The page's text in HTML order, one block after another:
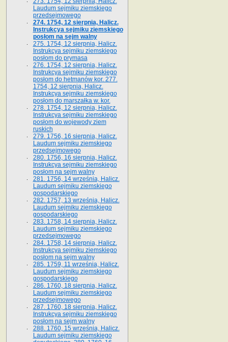
Laudum sejmiku ziemskiego
przedsejmowego
274. 1754, 12 sierpnia, Halicz.
Instrukcya sejmiku ziemskiego
posłom na sejm walny
275. 1754, 12 sierpnia, Halicz.
Instrukcya sejmiku ziemskiego
posłom do prymasa
276. 1754, 12 sierpnia, Halicz.
Instrukcya sejmiku ziemskiego
posłom do hetmanów kor. 277.
1754, 12 sierpnia, Halicz.
Instrukcya sejmiku ziemskiego
posłom do marszałka w. kor.
278. 1754, 12 sierpnia, Halicz.
Instrukcya sejmiku ziemskiego
posłom do wojewody ziem
ruskich
279. 1756, 16 sierpnia, Halicz.
Laudum sejmiku ziemskiego
przedsejmowego
280. 1756, 16 sierpnia, Halicz.
Instrukcya sejmiku ziemskiego
posłom na sejm walny
281. 1756, 14 września, Halicz.
Laudum sejmiku ziemskiego
gospodarskiego
282. 1757, 13 września, Halicz.
Laudum sejmiku ziemskiego
gospodarskiego
283. 1758, 14 sierpnia, Halicz.
Laudum sejmiku ziemskiego
przedsejmowego
284. 1758, 14 sierpnia, Halicz.
Instrukcya sejmiku ziemskiego
posłom na sejm walny
285. 1759, 11 września, Halicz.
Laudum sejmiku ziemskiego
gospodarskiego
286. 1760, 18 sierpnia, Halicz.
Laudum sejmiku ziemskiego
przedsejmowego
287. 1760, 18 sierpnia, Halicz.
Instrukcya sejmiku ziemskiego
posłom na sejm walny
288. 1760, 15 września, Halicz.
Laudum sejmiku ziemskiego